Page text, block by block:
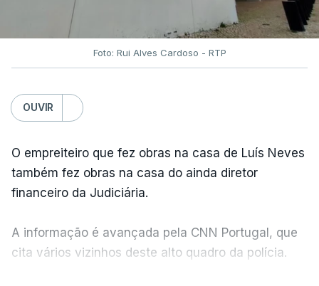
Foto: Rui Alves Cardoso - RTP
OUVIR
O empreiteiro que fez obras na casa de Luís Neves
também fez obras na casa do ainda diretor
financeiro da Judiciária.
A informação é avançada pela CNN Portugal, que
cita vários vizinhos deste alto quadro da polícia.